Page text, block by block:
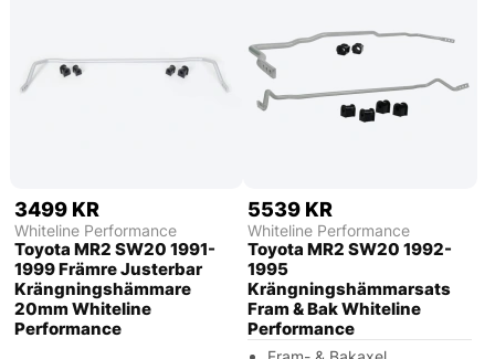
3499 KR
Whiteline Performance
Toyota MR2 SW20 1991-
1999 Främre Justerbar
Krängningshämmare
20mm Whiteline
Performance
5539 KR
Whiteline Performance
Toyota MR2 SW20 1992-
1995
Krängningshämmarsats
Fram & Bak Whiteline
Performance